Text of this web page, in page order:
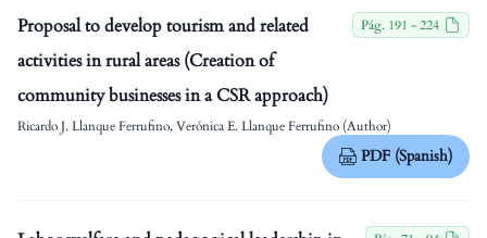
Proposal to develop tourism and related
activities in rural areas (Creation of
community businesses in a CSR approach)
Pág. 191 - 224
Ricardo J. Llanque Ferrufino, Verónica E. Llanque Ferrufino (Author)
PDF (Spanish)